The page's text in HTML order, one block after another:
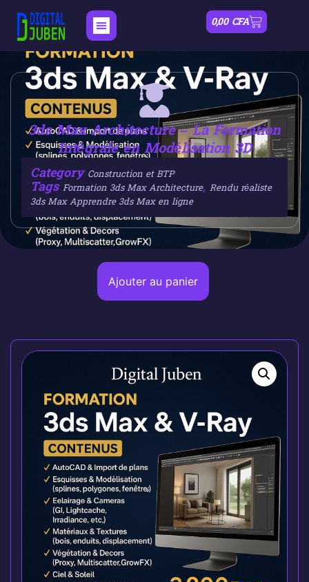
0,00 CFA
3ds Max Architecture – La Formation
Intégrale en Modélisation 3D
Category Construction et BTP
Tags Formation 3ds Max Architecture, Rendu réaliste
3ds Max Apprendre 3ds Max en ligne
Ajouter au panier